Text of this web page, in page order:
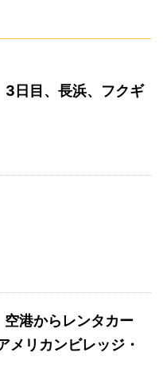
3日目、長浜、フクギ
空港からレンタカー
メリカンビレッジ・